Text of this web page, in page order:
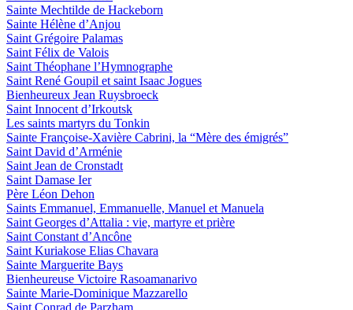
Sainte Mechtilde de Hackeborn
Sainte Hélène d’Anjou
Saint Grégoire Palamas
Saint Félix de Valois
Saint Théophane l’Hymnographe
Saint René Goupil et saint Isaac Jogues
Bienheureux Jean Ruysbroeck
Saint Innocent d’Irkoutsk
Les saints martyrs du Tonkin
Sainte Françoise-Xavière Cabrini, la “Mère des émigrés”
Saint David d’Arménie
Saint Jean de Cronstadt
Saint Damase Ier
Père Léon Dehon
Saints Emmanuel, Emmanuelle, Manuel et Manuela
Saint Georges d’Attalia : vie, martyre et prière
Saint Constant d’Ancône
Saint Kuriakose Elias Chavara
Sainte Marguerite Bays
Bienheureuse Victoire Rasoamanarivo
Sainte Marie-Dominique Mazzarello
Saint Conrad de Parzham